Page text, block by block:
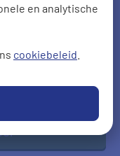
en analytische
cookiebeleid